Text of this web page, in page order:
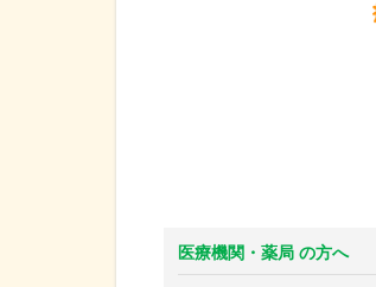
医療機関・薬局 の方へ